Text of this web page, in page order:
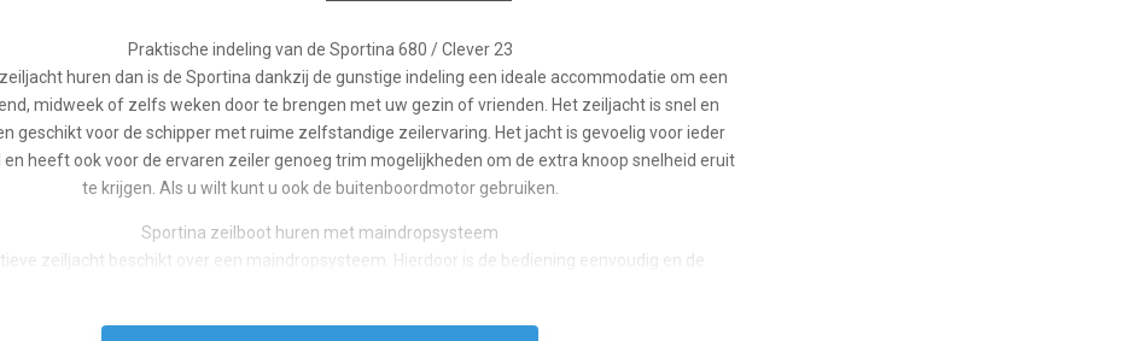
Praktische indeling van de Sportina 680 / Clever 23
huren dan is de Sportina dankzij de gunstige indeling een ideale accommodatie om een
midweek of zelfs weken door te brengen met uw gezin of vrienden. Het zeiljacht is snel en
geschikt voor de schipper met ruime zelfstandige zeilervaring. Het jacht is gevoelig voor ieder
heeft ook voor de ervaren zeiler genoeg trim mogelijkheden om de extra knoop snelheid eruit
te krijgen. Als u wilt kunt u ook de buitenboordmotor gebruiken.
Sportina zeilboot huren met maindropsysteem
zeiljacht beschikt over een maindropsysteem. Hierdoor is de bediening eenvoudig en de